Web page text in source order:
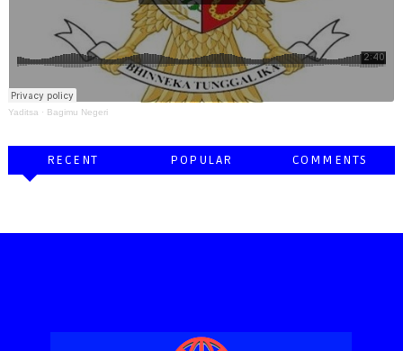
Yaditsa · Bagimu Negeri
RECENT POPULAR COMMENTS